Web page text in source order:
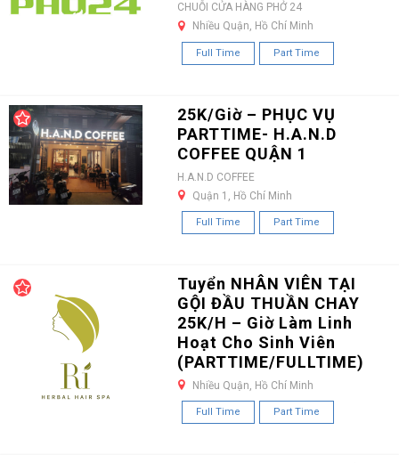
CHUỖI CỬA HÀNG PHỞ 24
Nhiều Quận, Hồ Chí Minh
Full Time Part Time
25K/Giờ – PHỤC VỤ
PARTTIME- H.A.N.D
COFFEE QUẬN 1
H.A.N.D COFFEE
Quận 1, Hồ Chí Minh
Full Time Part Time
Tuyển NHÂN VIÊN TẠI
GỘI ĐẦU THUẦN CHAY
25K/H – Giờ Làm Linh
Hoạt Cho Sinh Viên
(PARTTIME/FULLTIME)
Nhiều Quận, Hồ Chí Minh
Full Time Part Time